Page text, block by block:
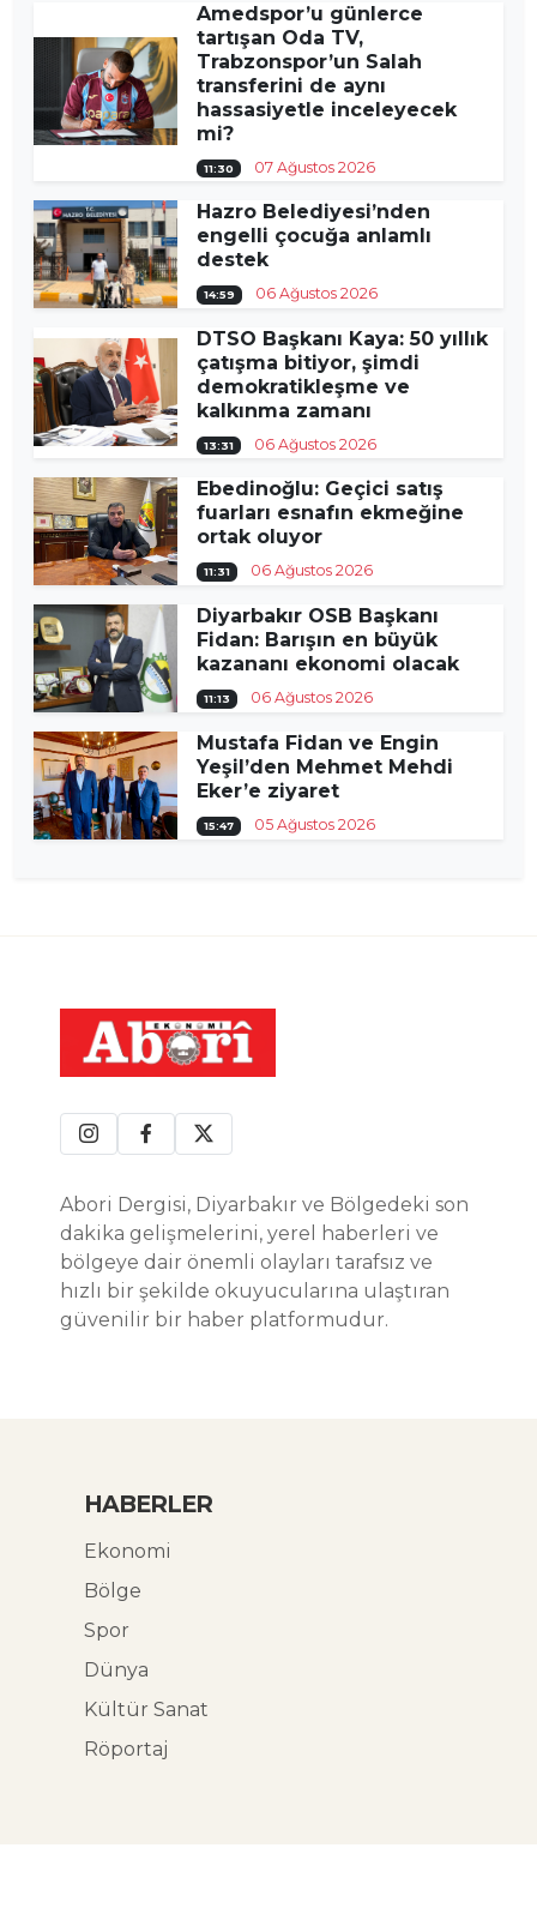
Amedspor’u günlerce
tartışan Oda TV,
Trabzonspor’un Salah
transferini de aynı
hassasiyetle inceleyecek
mi?
11:30 07 Ağustos 2026
Hazro Belediyesi’nden
engelli çocuğa anlamlı
destek
14:59 06 Ağustos 2026
DTSO Başkanı Kaya: 50 yıllık
çatışma bitiyor, şimdi
demokratikleşme ve
kalkınma zamanı
13:31 06 Ağustos 2026
Ebedinoğlu: Geçici satış
fuarları esnafın ekmeğine
ortak oluyor
11:31 06 Ağustos 2026
Diyarbakır OSB Başkanı
Fidan: Barışın en büyük
kazananı ekonomi olacak
11:13 06 Ağustos 2026
Mustafa Fidan ve Engin
Yeşil’den Mehmet Mehdi
Eker’e ziyaret
15:47 05 Ağustos 2026
Abori Dergisi, Diyarbakır ve Bölgedeki son
dakika gelişmelerini, yerel haberleri ve
bölgeye dair önemli olayları tarafsız ve
hızlı bir şekilde okuyucularına ulaştıran
güvenilir bir haber platformudur.
HABERLER
Ekonomi
Bölge
Spor
Dünya
Kültür Sanat
Röportaj